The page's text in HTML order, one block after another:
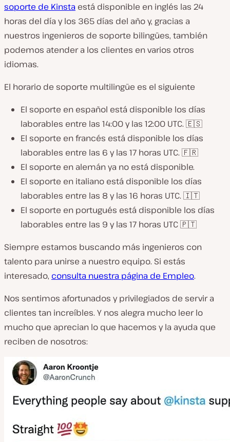
soporte de Kinsta está disponible en inglés las 24
horas del día y los 365 días del año y, gracias a
nuestros ingenieros de soporte bilingües, también
podemos atender a los clientes en varios otros
idiomas.
El horario de soporte multilingüe es el siguiente
El soporte en español está disponible los días
laborables entre las 14:00 y las 12:00 UTC. 🇪🇸
El soporte en francés está disponible los días
laborables entre las 6 y las 17 horas UTC. 🇫🇷
El soporte en alemán ya no está disponible.
El soporte en italiano está disponible los días
laborables entre las 8 y las 16 horas UTC. 🇮🇹
El soporte en portugués está disponible los días
laborables entre las 9 y las 17 horas UTC 🇵🇹
Siempre estamos buscando más ingenieros con
talento para unirse a nuestro equipo. Si estás
interesado, consulta nuestra página de Empleo.
Nos sentimos afortunados y privilegiados de servir a
clientes tan increíbles. Y nos alegra mucho leer lo
mucho que aprecian lo que hacemos y la ayuda que
reciben de nosotros: